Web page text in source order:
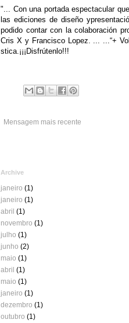
"... Con una portada espectacular
las ediciones de diseño
podido contar con la colaboración
Cris X y Francisco Lopez. ... ...“+
stica.¡¡¡Disfrútenlo!!!
Mensagem mais recente
Archive
janeiro (1)
janeiro (1)
abril (1)
novembro (1)
julho (1)
junho (2)
maio (1)
abril (1)
maio (1)
janeiro (1)
dezembro (1)
outubro (1)